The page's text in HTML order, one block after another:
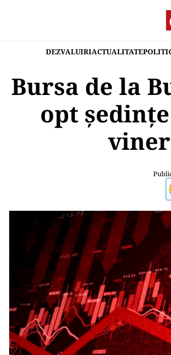
DEZVALUIRIACTUALITATE
Bursa de la
opt